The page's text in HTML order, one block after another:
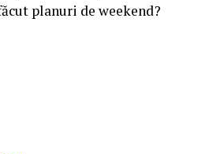
planuri de weekend?